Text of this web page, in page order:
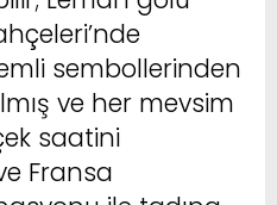
sembollerinden
ve her mevsim
saatini
Fransa